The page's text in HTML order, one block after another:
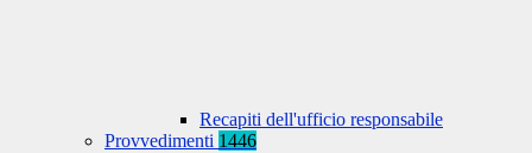
Recapiti dell'ufficio responsabile
Provvedimenti 1446